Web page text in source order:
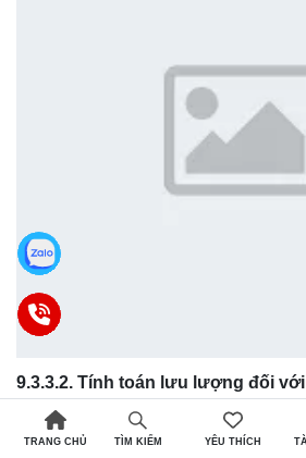
9.3.3.2. Tính toán lưu lượng đối
dòng chảy dưới t
TRANG CHỦ TÌM KIẾM YÊU THÍCH